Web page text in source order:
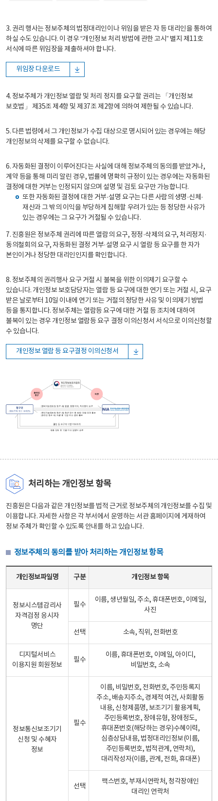
3. 권리 행사는 정보주체의 법정대리인이나 위임을 받은 자 등 대리인을 통하여
하실 수도 있습니다. 이 경우 “개인정보 처리 방법에 관한 고시” 별지 제11호
서식에 따른 위임장을 제출하셔야 합니다.
위임장 다운로드
4. 정보주체가 개인정보 열람 및 처리 정지를 요구할 권리는 「개인정보
보호법」 제35조 제4항 및 제37조 제2항에 의하여 제한될 수 있습니다.
5. 다른 법령에서 그 개인정보가 수집 대상으로 명시되어 있는 경우에는 해당
개인정보의 삭제를 요구할 수 없습니다.
6. 자동화된 결정이 이루어진다는 사실에 대해 정보주체의 동의를 받았거나,
계약 등을 통해 미리 알린 경우, 법률에 명확히 규정이 있는 경우에는 자동화된
결정에 대한 거부는 인정되지 않으며 설명 및 검토 요구만 가능합니다.
또한 자동화된 결정에 대한 거부·설명 요구는 다른 사람의 생명·신체·
재산과 그 밖의 이익을 부당하게 침해할 우려가 있는 등 정당한 사유가
있는 경우에는 그 요구가 거절될 수 있습니다.
7. 진흥원은 정보주체 권리에 따른 열람의 요구, 정정·삭제의 요구, 처리정지·
동의철회의 요구, 자동화된 결정 거부·설명 요구 시 열람 등 요구를 한 자가
본인이거나 정당한 대리인인지를 확인합니다.
8. 정보주체의 권리행사 요구 거절 시 불복을 위한 이의제기 요구할 수
있습니다. 개인정보 보호담당자는 열람 등 요구에 대한 연기 또는 거절 시, 요구
받은 날로부터 10일 이내에 연기 또는 거절의 정당한 사유 및 이의제기 방법
등을 통지합니다. 정보주체는 열람등 요구에 대한 거절 등 조치에 대하여
불복이 있는 경우 개인정보 열람등 요구 결정 이의신청서 서식으로 이의신청할
수 있습니다.
개인정보 열람 등 요구결정 이의신청서
처리하는 개인정보 항목
진흥원은 다음과 같은 개인정보를 법적 근거로 정보주체의 개인정보를 수집 및
이용합니다. 자세한 사항은 각 부서에서 운영하는 서관 홈페이지에 게재하여
정보 주체가 확인할 수 있도록 안내를 하고 있습니다.
정보주체의 동의를 받아 처리하는 개인정보 항목
개인정보파일명 구분 개인정보 항목
정보시스템감리사
자격검정 응시자
명단
필수
이름, 생년월일, 주소, 휴대폰번호, 이메일,
사진
선택 소속, 직위, 전화번호
디지털서비스
이용지원 회원정보
필수
이름, 휴대폰번호, 이메일, 아이디,
비밀번호, 소속
정보통신보조기기
신청 및 수혜자
정보
필수
이름, 비밀번호, 전화번호, 주민등록지
주소, 배송지주소, 경제적 여건, 사회활동
내용, 신청제품명, 보조기기 활용계획,
주민등록번호, 장애유형, 장애정도,
휴대폰번호(해당하는 경우)수혜이력,
심층상담내용, 법정대리인정보(이름,
주민등록번호, 법적관계, 연락처),
대리작성자(이름, 관계, 전화, 휴대폰)
선택
팩스번호, 부재시연락처, 청각장애인
대리인 연락처